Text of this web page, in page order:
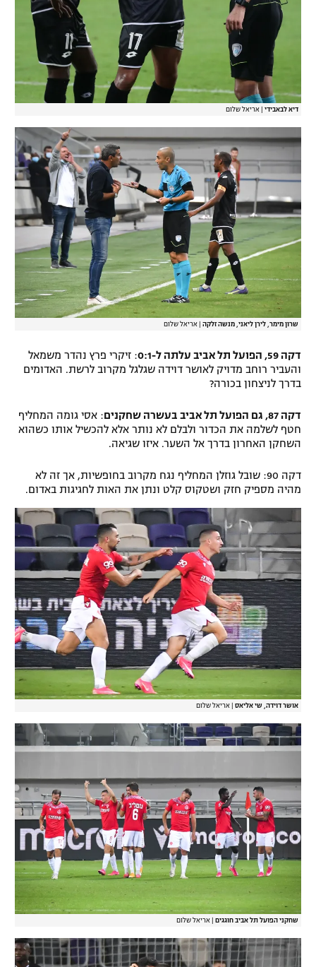
דיא לבאבידי אריאל שלום
שרון מימר, לירן ליאני, מנשה זלקה אריאל שלום
דקה 59, הפועל תל אביב עלתה ל-0:1
: זיקרי פרץ נהדר משמאל
והעביר רוחב מדויק לאושר דוידה שגלגל מקרוב לרשת. האדומים
בדרך לניצחון בכורה?
דקה 87, גם הפועל תל אביב בעשרה שחקנים
: אסי גומה המחליף
חטף לשלמה את הכדור ולבלם לא נותר אלא להכשיל אותו כשהוא
השחקן האחרון בדרך אל השער. איזו שגיאה.
דקה 90: שובל גוזלן המחליף נגח מקרוב בחופשיות, אך זה לא
מהיה מספיק חזק ושטקוס קלט ונתן את האות לחגיגות באדום.
אושר דוידה, שי אליאס אריאל שלום
שחקני הפועל תל אביב חוגגים אריאל שלום